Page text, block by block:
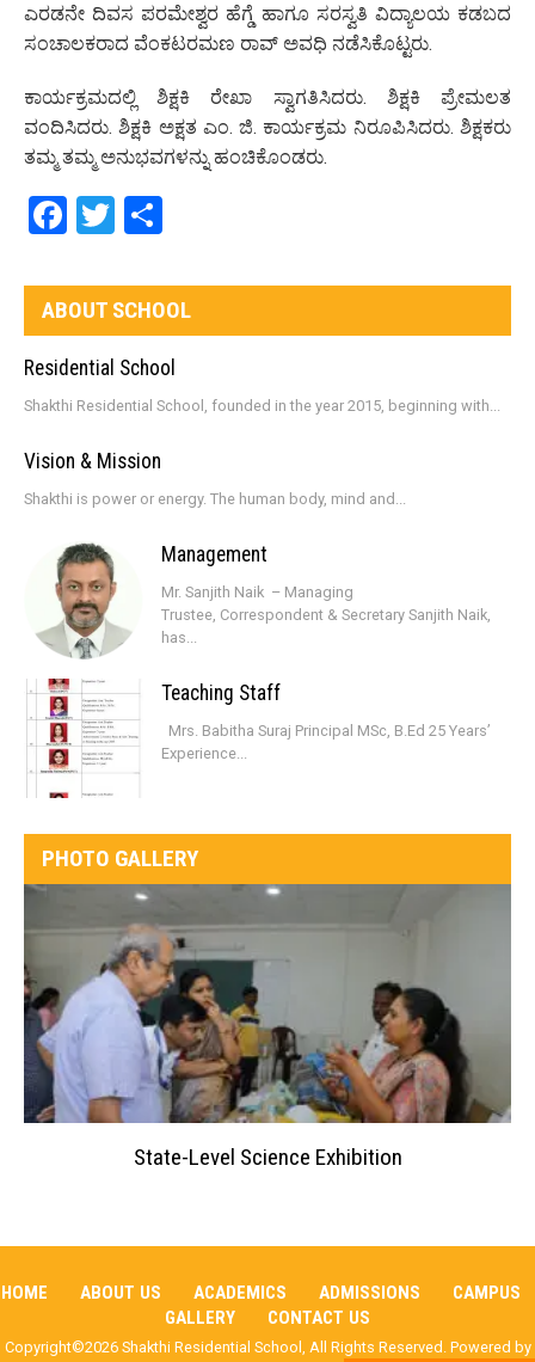
ಎರಡನೇ ದಿವಸ ಪರಮೇಶ್ವರ ಹೆಗ್ಡೆ ಹಾಗೂ ಸರಸ್ವತಿ ವಿದ್ಯಾಲಯ ಕಡಬದ
ಸಂಚಾಲಕರಾದ ವೆಂಕಟರಮಣ ರಾವ್‌ ಅವಧಿ ನಡೆಸಿಕೊಟ್ಟರು.
ಕಾರ್ಯಕ್ರಮದಲ್ಲಿ ಶಿಕ್ಷಕಿ ರೇಖಾ ಸ್ವಾಗತಿಸಿದರು. ಶಿಕ್ಷಕಿ ಪ್ರೇಮಲತ
ವಂದಿಸಿದರು. ಶಿಕ್ಷಕಿ ಅಕ್ಷತ ಎಂ. ಜಿ. ಕಾರ್ಯಕ್ರಮ ನಿರೂಪಿಸಿದರು. ಶಿಕ್ಷಕರು
ತಮ್ಮ ತಮ್ಮ ಅನುಭವಗಳನ್ನು ಹಂಚಿಕೊಂಡರು.
Facebook
Twitter
ABOUT SCHOOL
Residential School
Shakthi Residential School, founded in the year 2015, beginning with...
Vision & Mission
Shakthi is power or energy. The human body, mind and...
Management
Mr. Sanjith Naik – Managing
Trustee, Correspondent & Secretary Sanjith Naik,
has...
Teaching Staff
Mrs. Babitha Suraj Principal MSc, B.Ed 25 Years’
Experience...
PHOTO GALLERY
State-Level Science Exhibition
HOME ABOUT US ACADEMICS ADMISSIONS
CAMPUS
GALLERY
CONTACT US
Copyright©2026 Shakthi Residential School, All Rights Reserved. Powered by